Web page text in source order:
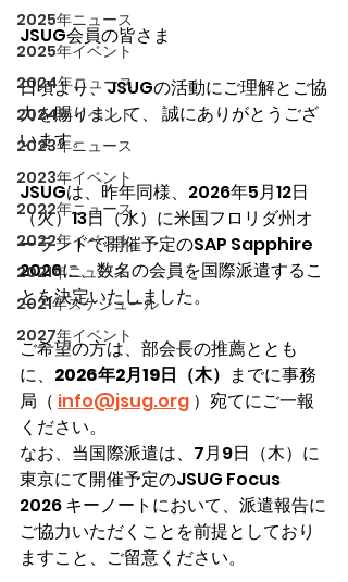
2025年ニュース
2025年イベント
2024年ニュース
2024年イベント
2023年ニュース
2023年イベント
2022年ニュース
2022年イベント
2021年ニュース
2021年スケジュール
2027年イベント
JSUG会員の皆さま
日頃より、JSUGの活動にご理解とご協
力を賜りまして、 誠にありがとうござ
います。
JSUGは、昨年同様、2026年5月12日
（火）13日（水）に米国フロリダ州オ
ーランドで開催予定のSAP Sapphire
2026に、数名の会員を国際派遣するこ
とを決定いたしました。
ご希望の方は、部会長の推薦ととも
に、 2026年2月19日（木） までに事務
局（ info@jsug.org ）宛てにご一報
ください。
なお、当国際派遣は、7月9日（木）に
東京にて開催予定のJSUG Focus
2026 キーノートにおいて、派遣報告に
ご協力いただくことを前提としており
ますこと、ご留意ください。